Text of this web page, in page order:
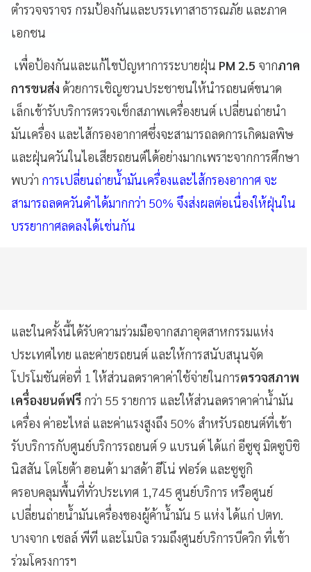
ตำรวจจราจร กรมป้องกันและบรรเทาสาธารณภัย และภาค
เอกชน
เพื่อป้องกันและแก้ไขปัญหาการระบายฝุ่น PM 2.5 จากภาค
การขนส่ง ด้วยการเชิญชวนประชาชนให้นำรถยนต์ขนาด
เล็กเข้ารับบริการตรวจเช็กสภาพเครื่องยนต์ เปลี่ยนถ่ายนำ
มันเครื่อง และไส้กรองอากาศซึ่งจะสามารถลดการเกิดมลพิษ
และฝุ่นควันในไอเสียรถยนต์ได้อย่างมากเพราะจากการศึกษา
พบว่า การเปลี่ยนถ่ายน้ำมันเครื่องและไส้กรองอากาศ จะ
สามารถลดควันดำได้มากกว่า 50% จึงส่งผลต่อเนื่องให้ฝุ่นใน
บรรยากาศลดลงได้เช่นกัน
และในครั้งนี้ได้รับความร่วมมือจากสภาอุตสาหกรรมแห่ง
ประเทศไทย และค่ายรถยนต์ และให้การสนับสนุนจัด
โปรโมชันต่อที่ 1 ให้ส่วนลดราคาค่าใช้จ่ายในการตรวจสภาพ
เครื่องยนต์ฟรี กว่า 55 รายการ และให้ส่วนลดราคาค่าน้ำมัน
เครื่อง ค่าอะไหล่ และค่าแรงสูงถึง 50% สำหรับรถยนต์ที่เข้า
รับบริการกับศูนย์บริการรถยนต์ 9 แบรนด์ ได้แก่ อีซูซุ มิตซูบิชิ
นิสสัน โตโยต้า ฮอนด้า มาสด้า ฮีโน่ ฟอร์ด และซูซูกิ
ครอบคลุมพื้นที่ทั่วประเทศ 1,745 ศูนย์บริการ หรือศูนย์
เปลี่ยนถ่ายน้ำมันเครื่องของผู้ค้าน้ำมัน 5 แห่ง ได้แก่ ปตท.
บางจาก เชลล์ พีที และโมบิล รวมถึงศูนย์บริการบีควิก ที่เข้า
ร่วมโครงการฯ